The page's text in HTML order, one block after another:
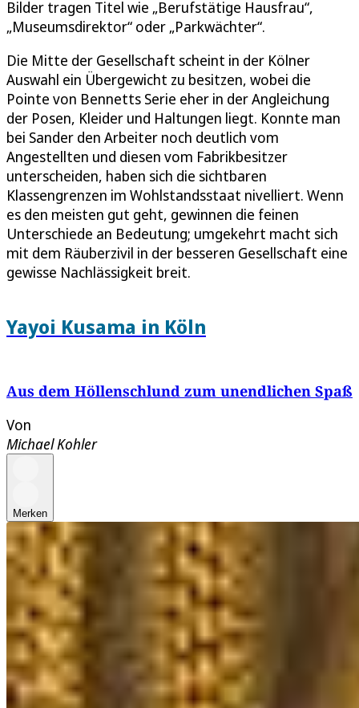
Bilder tragen Titel wie „Berufstätige Hausfrau“,
„Museumsdirektor“ oder „Parkwächter“.
Die Mitte der Gesellschaft scheint in der Kölner
Auswahl ein Übergewicht zu besitzen, wobei die
Pointe von Bennetts Serie eher in der Angleichung
der Posen, Kleider und Haltungen liegt. Konnte man
bei Sander den Arbeiter noch deutlich vom
Angestellten und diesen vom Fabrikbesitzer
unterscheiden, haben sich die sichtbaren
Klassengrenzen im Wohlstandsstaat nivelliert. Wenn
es den meisten gut geht, gewinnen die feinen
Unterschiede an Bedeutung; umgekehrt macht sich
mit dem Räuberzivil in der besseren Gesellschaft eine
gewisse Nachlässigkeit breit.
Yayoi Kusama in Köln
Aus dem Höllenschlund zum unendlichen Spaß
Von
Michael Kohler
Merken